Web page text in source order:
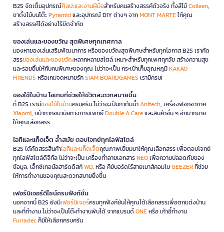
B2S จัดเต็มอุปกรณ์ศิลปะและงานฝีมือสำหรับคนสร้างสรรค์ตัวจริง ทั้งสีไม้Colleen,
ขาตั้งไม้บนโต๊ะPyramidและอุปกรณ์ DIY ต่างๆ จากMONT MARTEให้คุณ
สร้างสรรค์ได้อย่างไร้ขีดจำกัด
ของเล่นและของขวัญ สุดพิเศษทุกเทศกาล
มองหาของเล่นเสริมพัฒนาการ หรือของขวัญสุดพิเศษสำหรับทุกโอกาส B2S เราคัด
สรรของเล่นและของขวัญหลากหลายสไตล์ เหมาะสำหรับทุกเพศทุกวัย สร้างความสุข
และรอยยิ้มให้กับคนพิเศษของคุณ ไม่ว่าจะเป็น กระเป๋าเก็บอุณหภูมิKAKAO
FRIENDS หรือเกมจดหมายรักSIAM BOARDGAMES เรามีครบ!
ของใช้ในบ้าน ไอเทมที่ช่วยให้ชีวิตสะดวกสบายขึ้น
ที่ B2S เรามีของใช้ในบ้านครบครัน ไม่ว่าจะเป็นกาต้มน้ำAnitech, เครื่องฟอกอากาศ
Xiaomi, หน้ากากอนามัยทางการแพทย์Double A Careและสินค้าอื่น ๆ อีกมากมาย
ให้คุณเลือกสรร
ไอทีและแก็ดเจ็ต ล้ำสมัย ตอบโจทย์ทุกไลฟ์สไตล์
B2S ได้คัดสรรสินค้าไอทีและแก็ดเจ็ตคุณภาพเยี่ยมมาให้คุณเลือกสรร เพื่อตอบโจทย์
ทุกไลฟ์สไตล์ดิจิทัล ไม่ว่าจะเป็น เครื่องทำลายเอกสารNEOเพื่อความปลอดภัยของ
ข้อมูล, เอ็กซ์เทอนัลฮาร์ดดิสก์WD, หรือ คีย์บอร์ดไร้สายเมาส์คอมโบGEEZERที่ช่วย
ให้การทำงานของคุณสะดวกสบายยิ่งขึ้น
เฟอร์นิเจอร์ดีไซน์ครบฟังก์ชั่น
นอกจากนี้ B2S ยังมีเฟอร์นิเจอร์ครบทุกฟังก์ชันให้คุณได้เลือกสรรเพื่อตกแต่งบ้าน
และที่ทำงาน ไม่ว่าจะเป็นโต๊ะทำงานพับได้ จากแบรนด์ONEหรือ เก้าอี้ทำงาน
Furradecก็มีให้เลือกครบครัน